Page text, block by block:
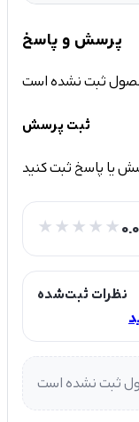
پرسش و پاسخ
ثبت پرسش
0.0
نظرات ثبت‌شده